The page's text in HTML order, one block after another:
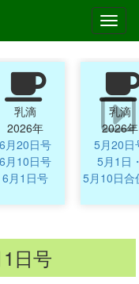
乳滴
2026年
6月20日号
6月10日号
6月1日号
乳滴
2026年
5月20日
5月1日
5月10日合
日号